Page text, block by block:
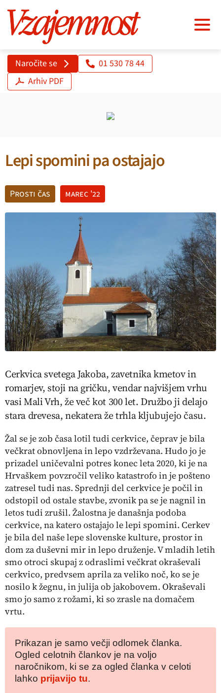
Naročite se
01 530 78 44
Arhiv PDF
Lepi spomini pa ostajajo
Prosti čas marec '22
Cerkvica svetega Jakoba, zavetnika kmetov in
romarjev, stoji na gričku, vendar najvišjem vrhu
vasi Mali Vrh, že več kot 300 let. Družbo ji delajo
stara drevesa, nekatera že trhla kljubujejo času.
Žal se je zob časa lotil tudi cerkvice, čeprav je bila
večkrat obnovljena in lepo vzdrževana. Hudo jo je
prizadel uničevalni potres konec leta 2020, ki je na
Hrvaškem povzročil veliko katastrofo in je pošteno
zatresel tudi nas. Sprednji del cerkvice je počil in
odstopil od ostale stavbe, zvonik pa se je nagnil in
letos tudi zrušil. Žalostna je današnja podoba
cerkvice, na katero ostajajo le lepi spomini. Cerkev
je bila del naše lepe slovenske kulture, prostor in
dom za duševni mir in lepo druženje. V mladih letih
smo otroci skupaj z odraslimi večkrat okraševali
cerkvico, predvsem aprila za veliko noč, ko se je
nosilo k žegnu, in julija ob jakobovem. Okraševali
smo jo samo z rožami, ki so zrasle na domačem
vrtu.
Prikazan je samo večji odlomek članka.
Ogled celotnih člankov je na voljo
naročnikom, ki se za ogled članka v celoti
lahko prijavijo tu.